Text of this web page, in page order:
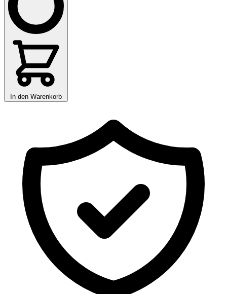
In den Warenkorb